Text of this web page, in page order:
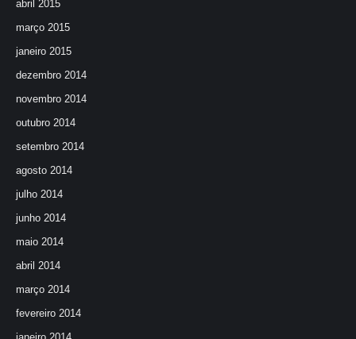
abril 2015
março 2015
janeiro 2015
dezembro 2014
novembro 2014
outubro 2014
setembro 2014
agosto 2014
julho 2014
junho 2014
maio 2014
abril 2014
março 2014
fevereiro 2014